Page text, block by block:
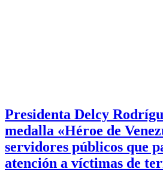
Presidenta Delcy
medalla «Héroe de
servidores públicos que
atención a víctimas de